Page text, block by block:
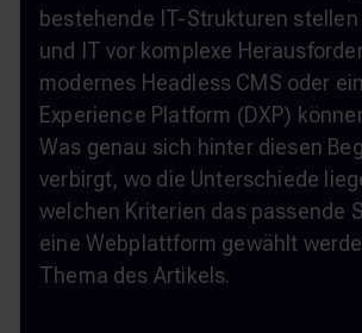
bestehende IT-Strukturen
und IT vor komplexe
modernes Headless CMS oder
Experience Platform (DXP)
Was genau sich hinter diesen
verbirgt, wo die Unterschiede
welchen Kriterien das passende
eine Webplattform gewählt
Thema des Artikels.